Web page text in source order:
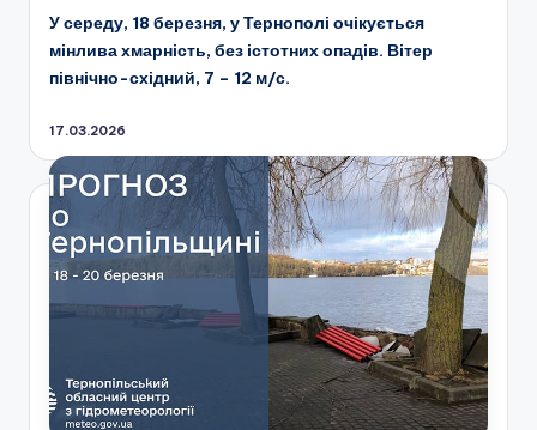
У середу, 18 березня, у Тернополі очікується
мінлива хмарність, без істотних опадів. Вітер
північно-східний, 7 – 12 м/с.
17.03.2026